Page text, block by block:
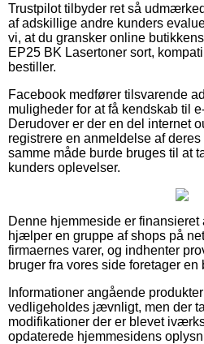
Trustpilot tilbyder ret så
af adskillige andre kunders
vi, at du gransker online
EP25 BK Lasertoner sort,
bestiller.
Facebook medfører tilsvarende
muligheder for at få kendskab til
Derudover er der en del internet
registrere en anmeldelse af
samme måde burde bruges til at
kunders oplevelser.
Denne hjemmeside er
hjælper en gruppe af shops på
firmaernes varer, og indhenter
bruger fra vores side foretager en
Informationer angående
vedligeholdes jævnligt, men der
modifikationer der er blevet
opdaterede hjemmesidens